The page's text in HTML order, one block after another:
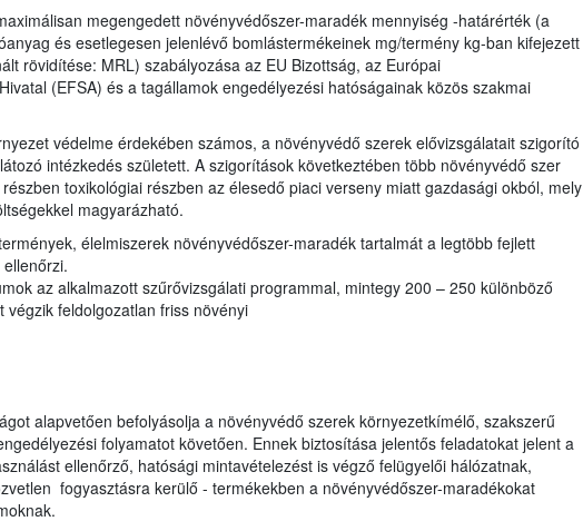
megengedett növényvédőszer-maradék mennyiség -határérték (a
és esetlegesen jelenlévő bomlástermékeinek mg/termény kg-ban kifejezett
rövidítése: MRL) szabályozása az EU Bizottság, az Európai
(EFSA) és a tagállamok engedélyezési hatóságainak közös szakmai
védelme érdekében számos, a növényvédő szerek elővizsgálatait szigorító
intézkedés született. A szigorítások következtében több növényvédő szer
toxikológiai részben az élesedő piaci verseny miatt gazdasági okból, mely
magyarázható.
élelmiszerek növényvédőszer-maradék tartalmát a legtöbb fejlett
az alkalmazott szűrővizsgálati programmal, mintegy 200 – 250 különböző
végzik feldolgozatlan friss növényi
alapvetően befolyásolja a növényvédő szerek környezetkímélő, szakszerű
folyamatot követően. Ennek biztosítása jelentős feladatokat jelent a
ellenőrző, hatósági mintavételezést is végző felügyelői hálózatnak,
fogyasztásra kerülő - termékekben a növényvédőszer-maradékokat